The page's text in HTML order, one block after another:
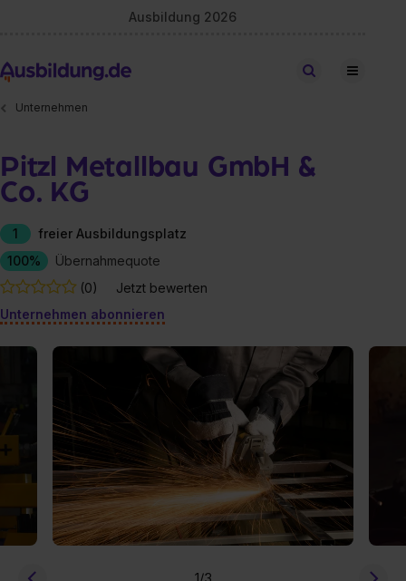
Ausbildung 2026
Stellen finden
Unternehmen
Pitzl Metallbau GmbH &
Co. KG
1
freier Ausbildungsplatz
100%
Übernahmequote
(0)
Jetzt bewerten
Unternehmen abonnieren